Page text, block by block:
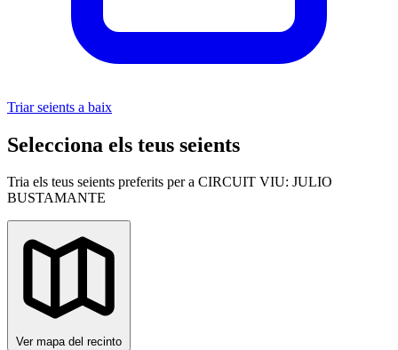
Triar seients a baix
Selecciona els teus seients
Tria els teus seients preferits per a CIRCUIT VIU: JULIO
BUSTAMANTE
Ver mapa del recinto